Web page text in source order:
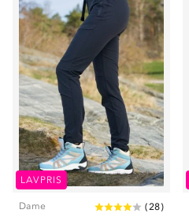
LAVPRIS
Dame (28)